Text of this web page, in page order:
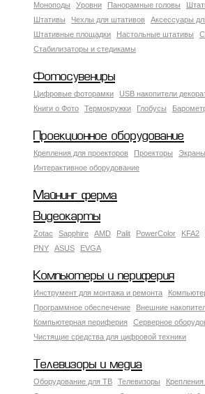
Моноподы Уровни Панорамные головы
Штативы
Чехлы для штативов
Аксессуары
Штативные площадки
Настольные штативы
Стабилизаторы и стедикамы
Фотосувениры
Цифровые фоторамки USB накопители
Книги о Фото
Термокружки Глобусы
Проекционное оборудование
Крепления для проекторов Проекторы
Интерактивное оборудование
Майнинг ферма
Видеокарты
Zotac Sapphire AMD Palit PowerColor KFA2
PNY
ASUS EVGA
Компьютеры и периферия
Инструмент для монтажа и ремонта
Программное обеспечение
Внешние
Компьютерная периферия
Серверное
Чистящие средства для цифровой техники
Телевизоры и медиа
Оборудование для ТВ Телевизоры